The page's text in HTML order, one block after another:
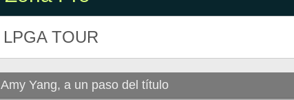
LPGA TOUR
Amy Yang, a un paso del título